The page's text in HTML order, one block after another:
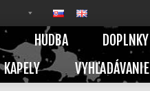
HUDBA DOPLNKY
KAPELY VYHĽADÁVANIE